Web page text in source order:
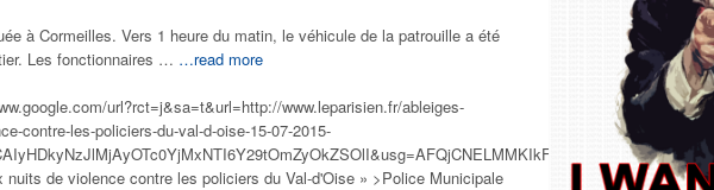
à Cormeilles. Vers 1 heure du matin, le véhicule de la patrouille a été
Les fonctionnaires … …read more
url?rct=j&sa=t&url=http://www.leparisien.fr/ableiges-
contre-les-policiers-du-val-d-oise-15-07-2015-
de violence contre les policiers du Val-d'Oise » >Police Municipale